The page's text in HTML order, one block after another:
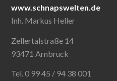
www.schnapswelten.de
Inh. Markus Heller
Zellertalstraße 14
93471 Arnbruck
Tel. 0 99 45 / 94 38 001